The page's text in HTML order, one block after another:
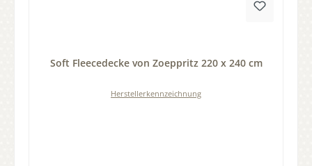
Soft Fleecedecke von Zoeppritz 220 x 240 cm
Herstellerkennzeichnung